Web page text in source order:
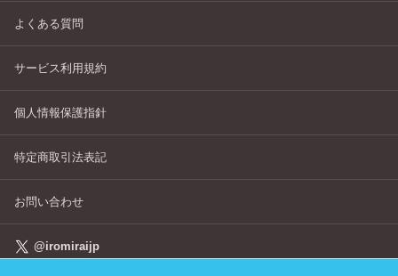
よくある質問
サービス利用規約
個人情報保護指針
特定商取引法表記
お問い合わせ
@iromiraijp